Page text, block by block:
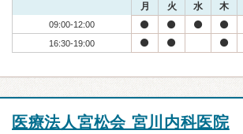
月 火 水 木
09:00-12:00
16:30-19:00
医療法人宮松会 宮川内科医院